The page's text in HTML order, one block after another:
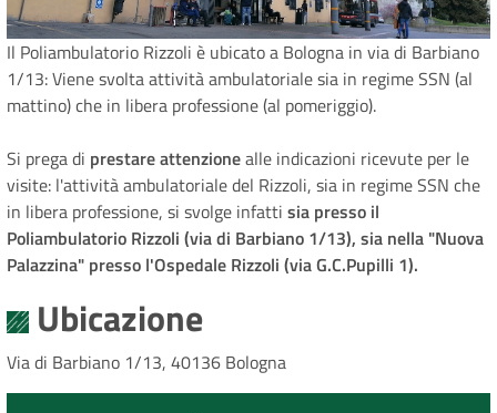
Il Poliambulatorio Rizzoli è ubicato a Bologna in via di Barbiano
1/13: Viene svolta attività ambulatoriale sia in regime SSN (al
mattino) che in libera professione (al pomeriggio).
Si prega di prestare attenzionealle indicazioni ricevute per le
visite: l'attività ambulatoriale del Rizzoli, sia in regime SSN che
in libera professione, si svolge infatti sia presso il
Poliambulatorio Rizzoli (via di Barbiano 1/13), sia nella "Nuova
Palazzina" presso l'Ospedale Rizzoli (via G.C.Pupilli 1).
Ubicazione
Via di Barbiano 1/13, 40136 Bologna